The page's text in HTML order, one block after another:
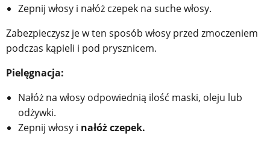
Zepnij włosy i nałóż czepek na suche włosy.
Zabezpieczysz je w ten sposób włosy przed zmoczeniem
podczas kąpieli i pod prysznicem.
Pielęgnacja:
Nałóż na włosy odpowiednią ilość maski, oleju lub
odżywki.
Zepnij włosy i nałóż czepek.